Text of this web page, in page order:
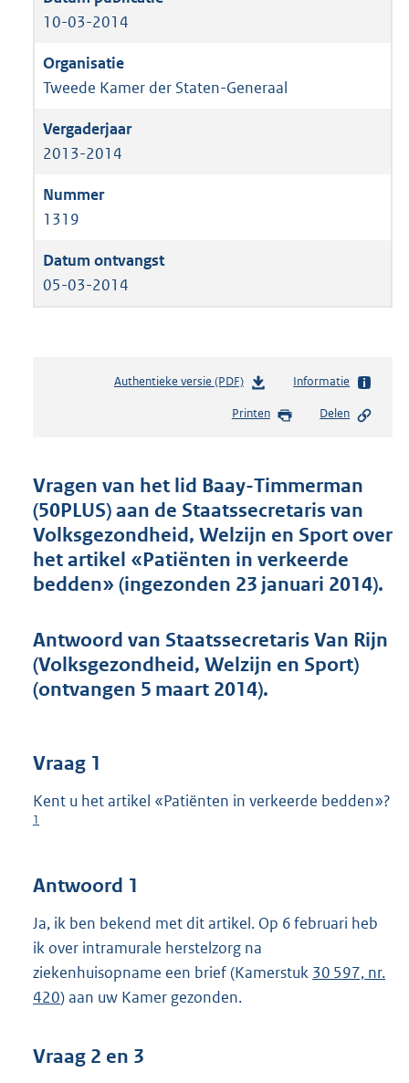
10-03-2014
Tweede Kamer der Staten-Generaal
2013-2014
1319
05-03-2014
Authentieke versie (PDF)b
s
s
g
r
o
e
:
4
Informatie
Printen Delen
Vragen van het lid Baay-Timmerman
(50PLUS) aan de Staatssecretaris van
Volksgezondheid, Welzijn en Sport over
het artikel «Patiënten in verkeerde
bedden» (ingezonden 23 januari 2014).
Antwoord van Staatssecretaris Van Rijn
(Volksgezondheid, Welzijn en Sport)
(ontvangen 5 maart 2014).
Vraag 1
Kent u het artikel «Patiënten in verkeerde bedden»?
1
Antwoord 1
Ja, ik ben bekend met dit artikel. Op 6 februari heb
ik over intramurale herstelzorg na
ziekenhuisopname een brief (Kamerstuk 30 597, nr.
420) aan uw Kamer gezonden.
Vraag 2 en 3